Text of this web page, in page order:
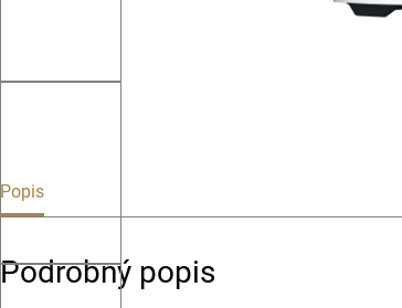
Popis
Podrobný popis